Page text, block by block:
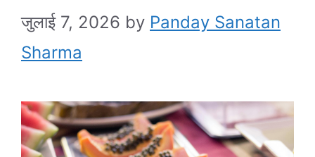
जुलाई 7, 2026 by Panday Sanatan
Sharma